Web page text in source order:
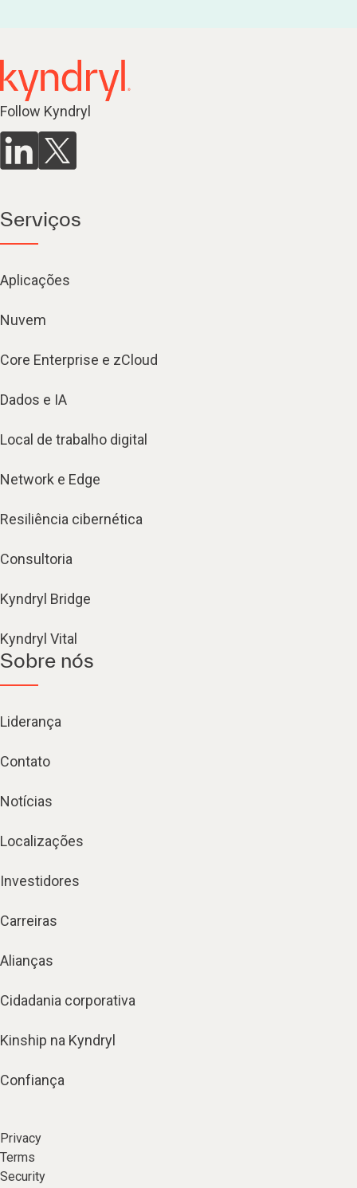
Follow Kyndryl
Serviços
Aplicações
Nuvem
Core Enterprise e zCloud
Dados e IA
Local de trabalho digital
Network e Edge
Resiliência cibernética
Consultoria
Kyndryl Bridge
Kyndryl Vital
Sobre nós
Liderança
Contato
Notícias
Localizações
Investidores
Carreiras
Alianças
Cidadania corporativa
Kinship na Kyndryl
Confiança
Privacy
Terms
Security